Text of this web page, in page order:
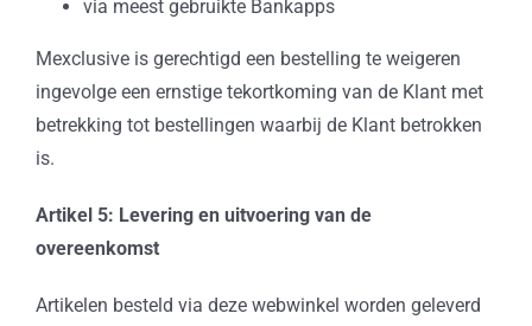
via meest gebruikte Bankapps
Mexclusive is gerechtigd een bestelling te weigeren
ingevolge een ernstige tekortkoming van de Klant met
betrekking tot bestellingen waarbij de Klant betrokken
is.
Artikel 5: Levering en uitvoering van de
overeenkomst
Artikelen besteld via deze webwinkel worden geleverd